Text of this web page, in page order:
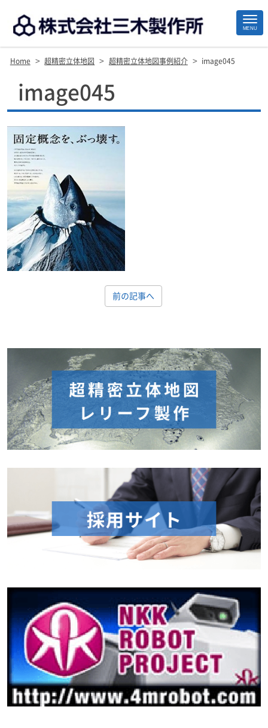
MENU
Home > 超精密立体地図 > 超精密立体地図事例紹介 > image045
image045
前の記事へ
Site
Footer